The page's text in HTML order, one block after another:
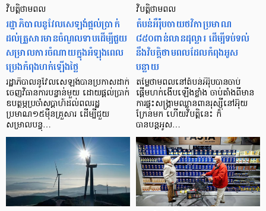
វិបត្តិថាមពល
រដ្ឋាភិបាលនូវែលសេឡង់ផ្តល់ប្រាក់
ដល់គ្រួសារមានចំណូលទាបដើម្បីជួយ
សម្រាលការចំណាយក្នុងអំឡុងពេល
ប្រេងកំពុងហក់ឡើងថ្លៃ
រដ្ឋាភិបាលនូវែលសេឡង់បានប្រកាសដាក់
ចេញវិធានការបន្ទាន់មួយ ដោយផ្តល់ប្រាក់
ឧបត្ថម្ភប្រចាំសប្តាហ៍ដល់ពលរដ្ឋ
ប្រមាណ១៥ម៉ឺនគ្រួសារ ដើម្បីជួយ
សម្រាលបន្ទុ…
វិបត្តិថាមពល
តំបន់អឺរ៉ុបចាយថវិកាប្រមាណ
៨៥០ពាន់លានដុល្លារ ដើម្បីទប់ទល់
នឹងវិបត្តិថាមពលដែលកំពុងអូស
បន្លាយ
តម្លៃថាមពលនៅតំបន់អឺរ៉ុបបានចាប់
ផ្ដើមហក់ងើបឡើងខ្លាំង ចាប់តាំងពីមាន
ការផ្ទុះសង្គ្រាមឈ្លានពានរុស្ស៊ីនៅអ៊ុយ
ក្រែនមក ហើយវិបត្តិនេះ ក៏
បានបន្ដអូស…